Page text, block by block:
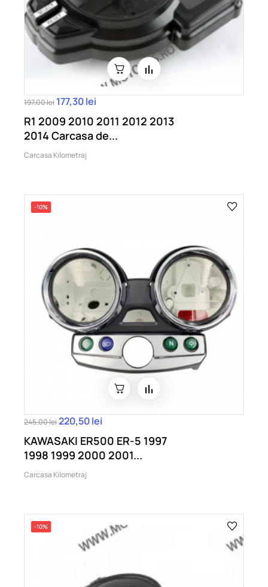
197,00 lei 177,30 lei
R1 2009 2010 2011 2012 2013
2014 Carcasa de...
Carcasa Kilometraj
-10%
245,00 lei220,50 lei
KAWASAKI ER500 ER-5 1997
1998 1999 2000 2001...
Carcasa Kilometraj
-10%